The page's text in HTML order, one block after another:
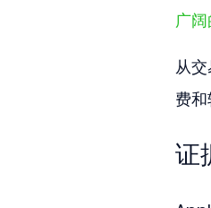
广
从
费
证